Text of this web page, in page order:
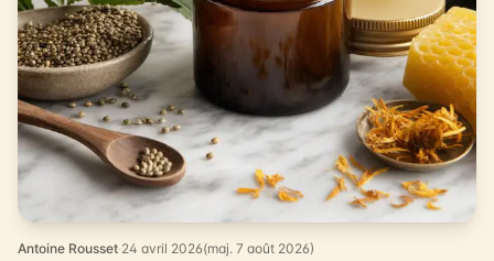
Antoine Rousset·24 avril 2026(maj. 7 août 2026)